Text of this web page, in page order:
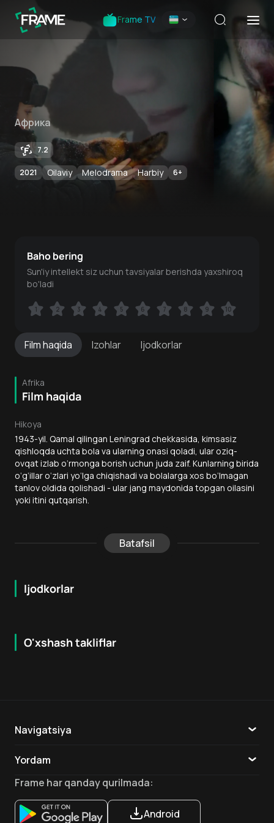
Frame TV
Африка
7.2
2021 Oilaviy Melodrama Harbiy 6+
Filmhaqida Izohlar Ijodkorlar
Afrika
Film haqida
Hikoya
1943-yil. Qamal qilingan Leningrad chekkasida, kimsasiz
qishloqda uchta bola va ularning onasi qoladi, ular oziq-
ovqat izlab o‘rmonga borish uchun juda zaif. Kunlarning birida
o‘g‘illar o‘zlari yo‘lga chiqishadi va bolalarga xos bo‘lmagan
tanlov oldida qolishadi - ular jang maydonida topgan oilasini
yoki itini qutqarish.
Batafsil
Ijodkorlar
Baho bering
Sun'iy intellekt siz uchun tavsiyalar berishda yaxshiroq
bo'ladi
1 2 3 4 5 6 7 8 9 10
1 2 3 4 5 6 7 8 9 10
O'xshash takliflar
16 + 7.9
Navigatsiya
Yordam
Aloqa
Ilovalar
Frame har qanday qurilmada:
Android